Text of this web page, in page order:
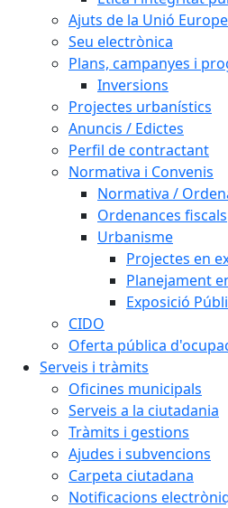
Ajuts de la Unió
Seu electrònica
Plans, campanyes i
Inversions
Projectes urbanístics
Anuncis / Edictes
Perfil de contractant
Normativa i Convenis
Normativa /
Ordenances fiscals
Urbanisme
Projectes en
Planejament
Exposició
CIDO
Oferta pública
Serveis i tràmits
Oficines municipals
Serveis a la ciutadania
Tràmits i gestions
Ajudes i subvencions
Carpeta ciutadana
Notificacions